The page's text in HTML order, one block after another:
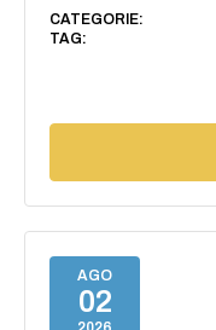
CATEGORIE:
TAG:
AGO
02